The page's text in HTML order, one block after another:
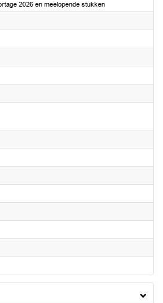
2026 en meelopende stukken